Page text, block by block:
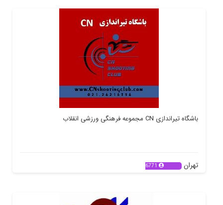
باشگاه تیراندازی CN مجموعه فرهنگی ورزشی انقلاب
تهران 6771